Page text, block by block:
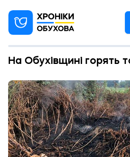
На Обухівщині горять